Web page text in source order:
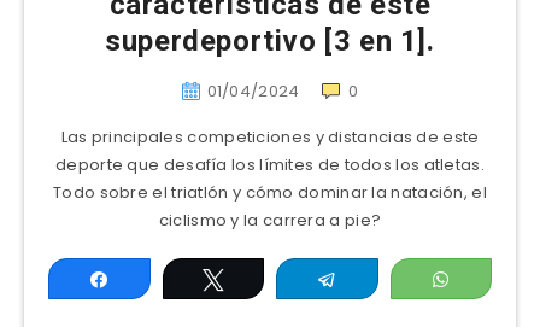
superdeportivo [3 en 1].
01/04/2024
0
Las principales competiciones y distancias de este
deporte que desafía los límites de todos los atletas.
Todo sobre el triatlón y cómo dominar la natación, el
ciclismo y la carrera a pie?
Compartir Twittear Telegram